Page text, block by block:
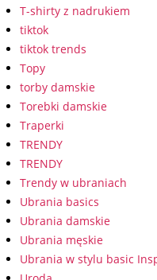
T-shirty z nadrukiem
tiktok
tiktok trends
Topy
torby damskie
Torebki damskie
Traperki
TRENDY
TRENDY
Trendy w ubraniach
Ubrania basics
Ubrania damskie
Ubrania męskie
Ubrania w stylu basic